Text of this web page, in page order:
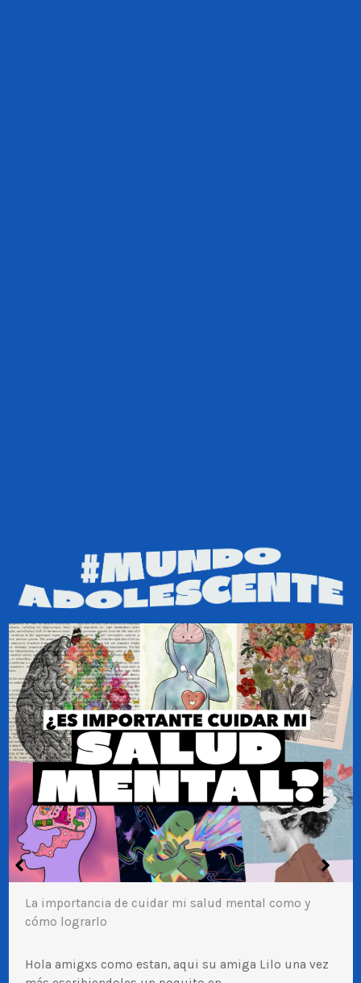
La importancia de cuidar mi salud mental como y
cómo lograrlo
Hola amigxs como estan, aqui su amiga Lilo una vez